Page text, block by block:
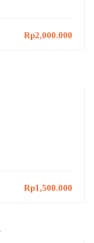
Rp2,000.000
Rp1,500.000